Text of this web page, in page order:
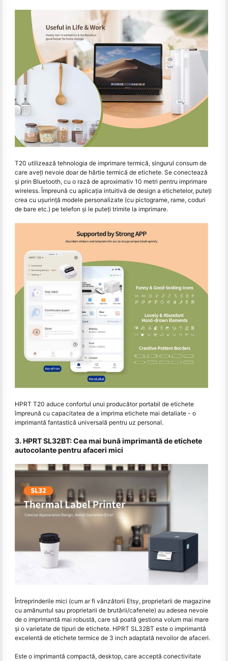
T20 utilizează tehnologia de imprimare termică, singurul consum de
care aveți nevoie doar de hârtie termică de etichete. Se conectează
și prin Bluetooth, cu o rază de aproximativ 10 metri pentru imprimare
wireless. Împreună cu aplicația intuitivă de design a etichetelor, puteți
crea cu ușurință modele personalizate (cu pictograme, rame, coduri
de bare etc.) pe telefon și le puteți trimite la imprimare.
HPRT T20 aduce confortul unui producător portabil de etichete
împreună cu capacitatea de a imprima etichete mai detaliate - o
imprimantă fantastică universală pentru uz personal.
3. HPRT SL32BT: Cea mai bună imprimantă de etichete
autocolante pentru afaceri mici
Întreprinderile mici (cum ar fi vânzătorii Etsy, proprietarii de magazine
cu amănuntul sau proprietarii de brutării/cafenele) au adesea nevoie
de o imprimantă mai robustă, care să poată gestiona volum mai mare
și o varietate de tipuri de etichete. HPRT SL32BT este o imprimantă
excelentă de etichete termice de 3 inch adaptată nevoilor de afaceri.
Este o imprimantă compactă, desktop, care acceptă conectivitate